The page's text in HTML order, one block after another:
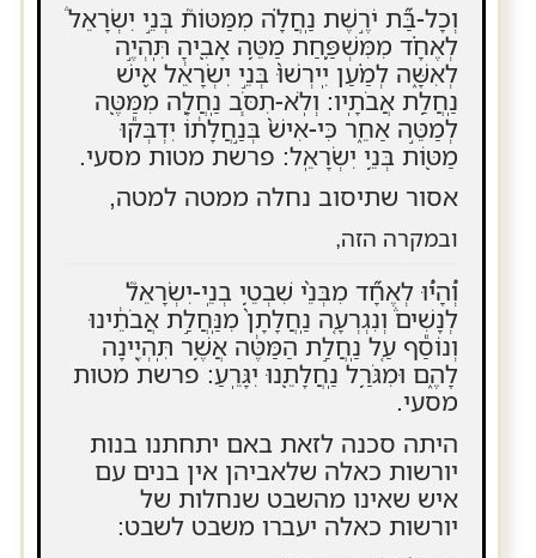
וְכָל-בַּ֞ת יֹרֶ֣שֶׁת נַֽחֲלָ֗ה מִמַּטּוֹת֘ בְּנֵ֣י יִשְׂרָאֵל֒
לְאֶחָ֗ד מִמִּשְׁפַּ֛חַת מַטֵּ֥ה אָבִ֖יהָ תִּֽהְיֶ֣ה
לְאִשָּׁ֑ה לְמַ֗עַן יִֽירְשׁוּ֙ בְּנֵ֣י יִשְׂרָאֵ֔ל אִ֖ישׁ
נַֽחֲלַ֥ת אֲבֹתָֽיו: וְלֹֽא-תִסֹּ֧ב נַֽחֲלָ֛ה מִמַּטֶּ֖ה
לְמַטֵּ֣ה אַחֵ֑ר כִּי-אִישׁ֙ בְּנַ֣חֲלָת֔וֹ יִדְבְּק֕וּ
מַטּ֖וֹת בְּנֵ֥י יִשְׂרָאֵֽל: פרשת מטות מסעי.
אסור שתיסוב נחלה ממטה למטה,
ובמקרה הזה,
וְ֠הָי֠וּ לְאֶחָ֞ד מִבְּנֵ֨י שִׁבְטֵ֥י בְנֵֽי-יִשְׂרָאֵל֘
לְנָשִׁים֒ וְנִגְרְעָ֤ה נַֽחֲלָתָן֙ מִנַּֽחֲלַ֣ת אֲבֹתֵ֔ינוּ
וְנוֹסַ֕ף עַ֚ל נַֽחֲלַ֣ת הַמַּטֶּ֔ה אֲשֶׁ֥ר תִּֽהְיֶ֖ינָה
לָהֶ֑ם וּמִגֹּרַ֥ל נַֽחֲלָתֵ֖נוּ יִגָּרֵֽעַ: פרשת מטות
מסעי.
היתה סכנה לזאת באם יתחתנו בנות
יורשות כאלה שלאביהן אין בנים עם
איש שאינו מהשבט שנחלות של
יורשות כאלה יעברו משבט לשבט: